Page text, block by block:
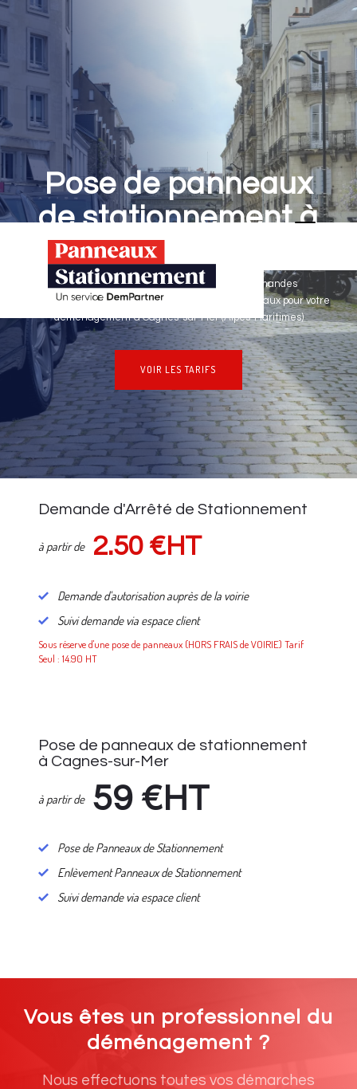
Pose de panneaux
de stationnement à
Cagnes-sur-Mer
Panneaux Stationnement effectue vos demandes
d'autorisations de stationnement & pose de panneaux pour votre
déménagement à Cagnes-sur-Mer (Alpes-Maritimes)
VOIR LES TARIFS
NOS TARIFS
Demande d'Arrêté de Stationnement
à partir de 2.50 €HT
Demande d'autorisation auprès de la voirie
Suivi demande via espace client
Sous réserve d'une pose de panneaux (HORS FRAIS de VOIRIE) Tarif
Seul : 14.90 HT
Pose de panneaux de stationnement
à Cagnes-sur-Mer
à partir de 59 €HT
Pose de Panneaux de Stationnement
Enlèvement Panneaux de Stationnement
Suivi demande via espace client
Vous êtes un professionnel du
déménagement ?
Nous effectuons toutes vos démarches